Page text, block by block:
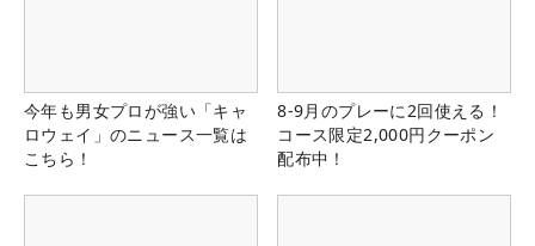
今年も男女プロが強い「キャ
ロウェイ」のニュース一覧は
こちら！
8-9月のプレーに2回使える！
コース限定2,000円クーポン
配布中！